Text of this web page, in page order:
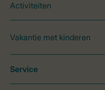
Activiteiten
Vakantie met kinderen
Service